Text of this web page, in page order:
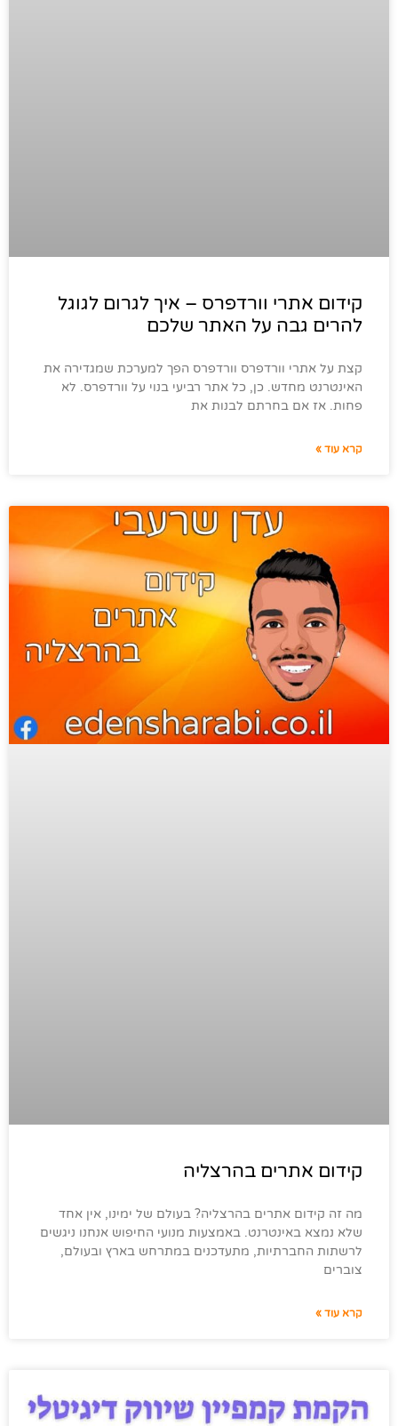
קידום אתרי וורדפרס – איך לגרום לגוגל
להרים גבה על האתר שלכם
קצת על אתרי וורדפרס וורדפרס הפך למערכת שמגדירה את
האינטרנט מחדש. כן, כל אתר רביעי בנוי על וורדפרס. לא
פחות. אז אם בחרתם לבנות את
קרא עוד »
קידום אתרים בהרצליה
מה זה קידום אתרים בהרצליה? בעולם של ימינו, אין אחד
שלא נמצא באינטרנט. באמצעות מנועי החיפוש אנחנו ניגשים
לרשתות החברתיות, מתעדכנים במתרחש בארץ ובעולם,
צוברים
קרא עוד »